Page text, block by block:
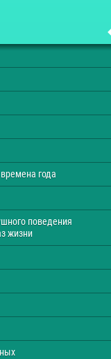
года
поведения
жизни